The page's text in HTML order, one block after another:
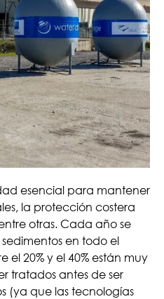
esencial para mantener
la protección costera
otras. Cada año se
en todo el
el 20% y el 40% están muy
tratados antes de ser
(ya que las tecnologías